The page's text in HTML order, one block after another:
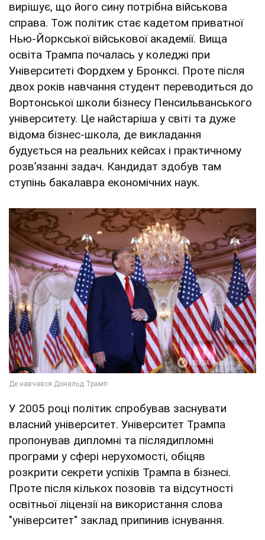
вирішує, що його сину потрібна військова
справа. Тож політик стає кадетом приватної
Нью-Йоркської військової академії. Вища
освіта Трампа почалась у коледжі при
Університеті Фордхем у Бронксі. Проте після
двох років навчання студент переводиться до
Вортонської школи бізнесу Пенсильванського
університету. Це найстаріша у світі та дуже
відома бізнес-школа, де викладання
будується на реальних кейсах і практичному
розв’язанні задач. Кандидат здобув там
ступінь бакалавра економічних наук.
У 2005 році політик спробував заснувати
власний університет. Університет Трампа
пропонував дипломні та післядипломні
програми у сфері нерухомості, обіцяв
розкрити секрети успіхів Трампа в бізнесі.
Проте після кількох позовів та відсутності
освітньої ліцензії на використання слова
"університет" заклад припинив існування.